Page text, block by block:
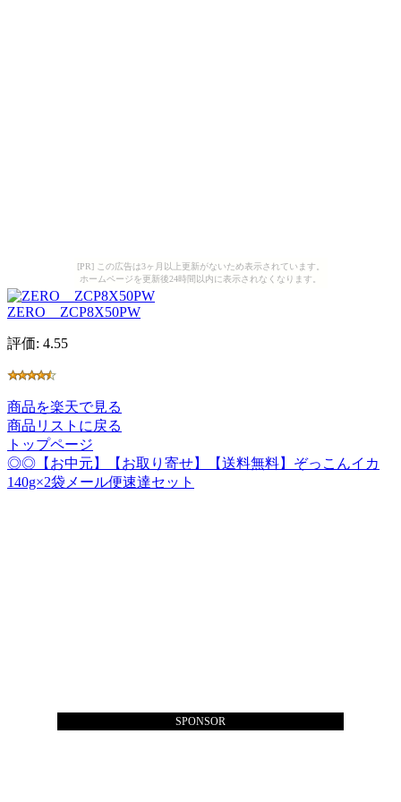
[PR] この広告は3ヶ月以上更新がないため表示されています。
ホームページを更新後24時間以内に表示されなくなります。
ZERO ZCP8X50PW
評価: 4.55
商品を楽天で見る
商品リストに戻る
トップページ
◎◎【お中元】【お取り寄せ】【送料無料】ぞっこんイカ
140g×2袋メール便速達セット
SPONSOR